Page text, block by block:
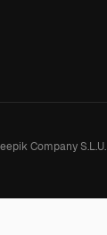
Company S.L.U.